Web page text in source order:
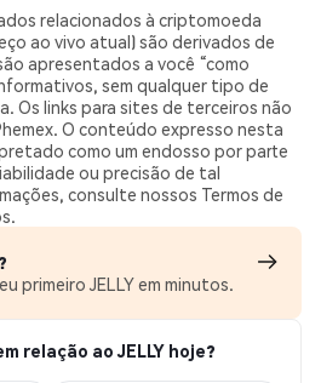
relacionados à criptomoeda
ao vivo atual) são derivados de
apresentados a você “como
sem qualquer tipo de
Os links para sites de terceiros não
O conteúdo expresso nesta
como um endosso por parte
ou precisão de tal
consulte nossos Termos de
primeiro JELLY em minutos.
relação ao JELLY hoje?